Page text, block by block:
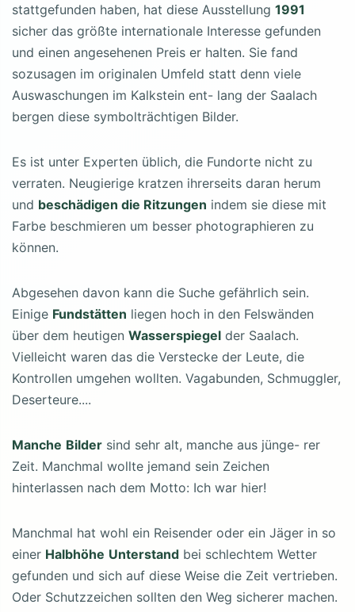
stattgefunden haben, hat diese Ausstellung 1991
sicher das größte internationale Interesse gefunden
und einen angesehenen Preis er halten. Sie fand
sozusagen im originalen Umfeld statt denn viele
Auswaschungen im Kalkstein ent- lang der Saalach
bergen diese symbolträchtigen Bilder.
Es ist unter Experten üblich, die Fundorte nicht zu
verraten. Neugierige kratzen ihrerseits daran herum
und beschädigen die Ritzungen indem sie diese mit
Farbe beschmieren um besser photographieren zu
können.
Abgesehen davon kann die Suche gefährlich sein.
Einige Fundstätten liegen hoch in den Felswänden
über dem heutigen Wasserspiegel der Saalach.
Vielleicht waren das die Verstecke der Leute, die
Kontrollen umgehen wollten. Vagabunden, Schmuggler,
Deserteure....
Manche Bilder sind sehr alt, manche aus jünge- rer
Zeit. Manchmal wollte jemand sein Zeichen
hinterlassen nach dem Motto: Ich war hier!
Manchmal hat wohl ein Reisender oder ein Jäger in so
einer Halbhöhe Unterstand bei schlechtem Wetter
gefunden und sich auf diese Weise die Zeit vertrieben.
Oder Schutzzeichen sollten den Weg sicherer machen.